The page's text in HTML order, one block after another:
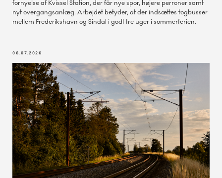
fornyelse af Kvissel Station, der får nye spor, højere perroner samt
nyt overgangsanlæg. Arbejdet betyder, at der indsættes togbusser
mellem Frederikshavn og Sindal i godt tre uger i sommerferien.
06.07.2026